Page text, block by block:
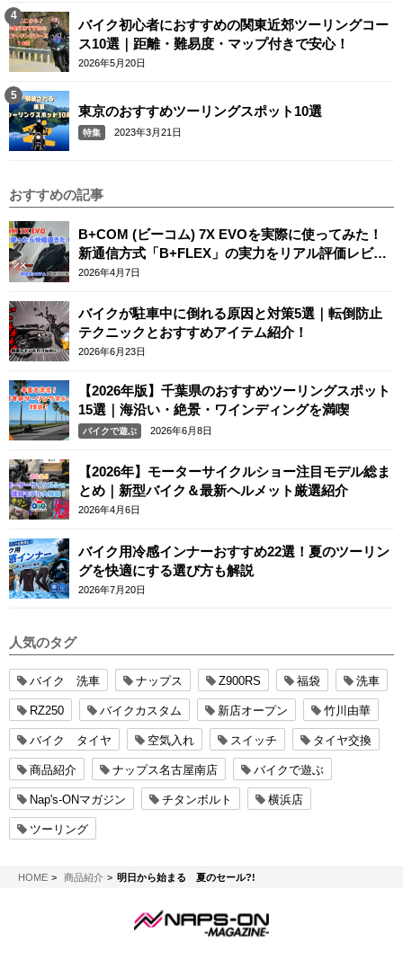
バイク初心者におすすめの関東近郊ツーリングコー
ス10選｜距離・難易度・マップ付きで安心！
2026年5月20日
東京のおすすめツーリングスポット10選
特集 2023年3月21日
おすすめの記事
B+COM (ビーコム) 7X EVOを実際に使ってみた！
新通信方式「B+FLEX」の実力をリアル評価レビュ
ー
2026年4月7日
バイクが駐車中に倒れる原因と対策5選｜転倒防止
テクニックとおすすめアイテム紹介！
2026年6月23日
【2026年版】千葉県のおすすめツーリングスポット
15選｜海沿い・絶景・ワインディングを満喫
バイクで遊ぶ 2026年6月8日
【2026年】モーターサイクルショー注目モデル総ま
とめ｜新型バイク＆最新ヘルメット厳選紹介
2026年4月6日
バイク用冷感インナーおすすめ22選！夏のツーリン
グを快適にする選び方も解説
2026年7月20日
人気のタグ
バイク 洗車 ナップス Z900RS 福袋 洗車
RZ250 バイクカスタム 新店オープン 竹川由華
バイク タイヤ 空気入れ スイッチ タイヤ交換
商品紹介 ナップス名古屋南店 バイクで遊ぶ
Nap's-ONマガジン チタンボルト 横浜店
ツーリング
HOMENAPS-ON マガジン
商品紹介 明日から始まる 夏のセール?!